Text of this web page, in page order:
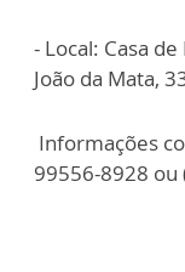
- Local: Casa
João da Mata,
Informações
99556-8928 ou